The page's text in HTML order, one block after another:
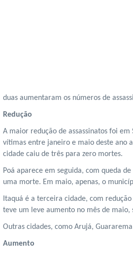
duas aumentaram os números de
Redução
A maior redução de assassinatos foi em
vítimas entre janeiro e maio deste ano
cidade caiu de três para zero mortes.
Poá aparece em seguida, com queda
uma morte. Em maio, apenas, o
Itaquá é a terceira cidade, com
teve um leve aumento no mês de maio,
Outras cidades, como Arujá,
Aumento